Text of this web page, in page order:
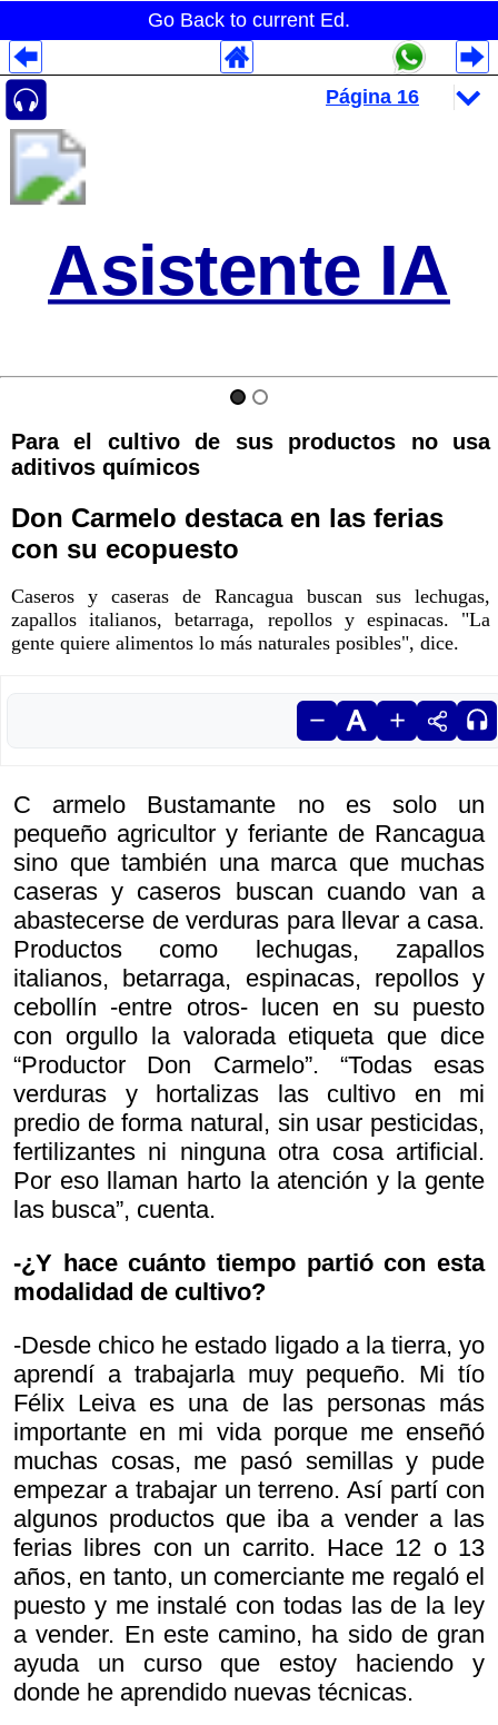
Go Back to current Ed.
Asistente IA
Para el cultivo de sus productos no usa
aditivos químicos
Don Carmelo destaca en las ferias
con su ecopuesto
Caseros y caseras de Rancagua buscan sus lechugas,
zapallos italianos, betarraga, repollos y espinacas. "La
gente quiere alimentos lo más naturales posibles", dice.
C armelo Bustamante no es solo un
pequeño agricultor y feriante de Rancagua
sino que también una marca que muchas
caseras y caseros buscan cuando van a
abastecerse de verduras para llevar a casa.
Productos como lechugas, zapallos
italianos, betarraga, espinacas, repollos y
cebollín -entre otros- lucen en su puesto
con orgullo la valorada etiqueta que dice
“Productor Don Carmelo”. “Todas esas
verduras y hortalizas las cultivo en mi
predio de forma natural, sin usar pesticidas,
fertilizantes ni ninguna otra cosa artificial.
Por eso llaman harto la atención y la gente
las busca”, cuenta.
-¿Y hace cuánto tiempo partió con esta
modalidad de cultivo?
-Desde chico he estado ligado a la tierra, yo
aprendí a trabajarla muy pequeño. Mi tío
Félix Leiva es una de las personas más
importante en mi vida porque me enseñó
muchas cosas, me pasó semillas y pude
empezar a trabajar un terreno. Así partí con
algunos productos que iba a vender a las
ferias libres con un carrito. Hace 12 o 13
años, en tanto, un comerciante me regaló el
puesto y me instalé con todas las de la ley
a vender. En este camino, ha sido de gran
ayuda un curso que estoy haciendo y
donde he aprendido nuevas técnicas.
Despliegues Analytics
Despliegues Totales
Despliegues por Rubros